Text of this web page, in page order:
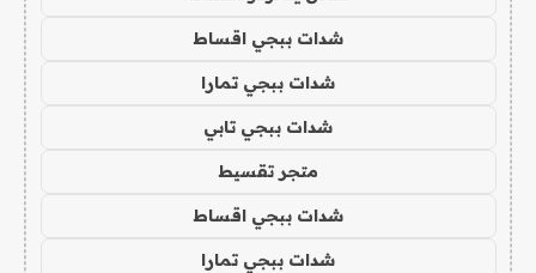
شدات ببجي اقساط
شدات ببجي تمارا
شدات ببجي تابي
متجر تقسيط
شدات ببجي اقساط
شدات ببجي تمارا